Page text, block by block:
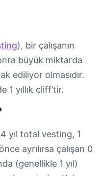
), bir çalışanın
büyük miktarda
ediliyor olmasıdır.
1 yıllık cliff’tir.
yıl total vesting, 1
ayrılırsa çalışan 0
(genellikle 1 yıl)